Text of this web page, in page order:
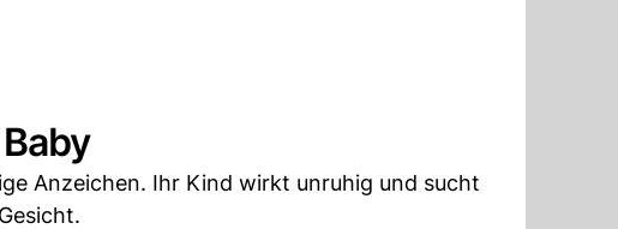
Anzeichen. Ihr Kind wirkt unruhig und sucht